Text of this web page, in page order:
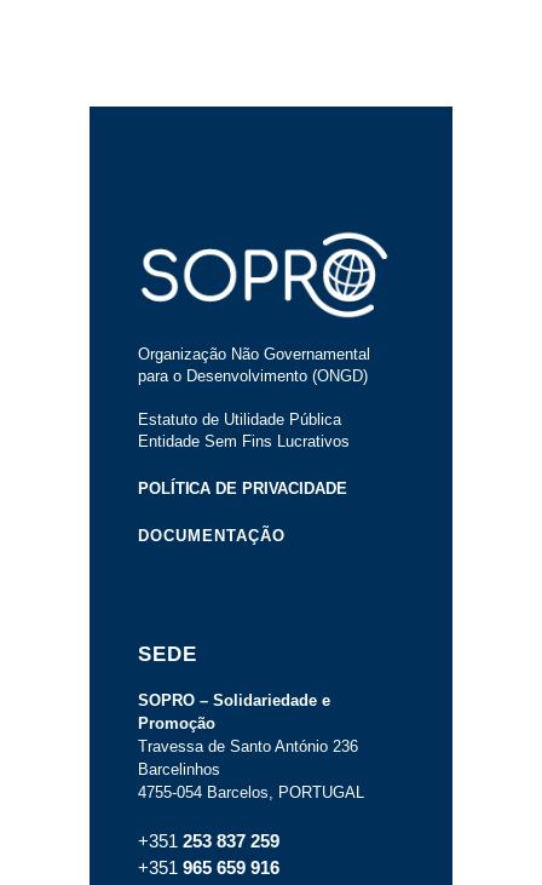
Organização Não Governamental
para o Desenvolvimento (ONGD)
Estatuto de Utilidade Pública
Entidade Sem Fins Lucrativos
POLÍTICA DE PRIVACIDADE
DOCUMENTAÇÃO
SEDE
SOPRO – Solidariedade e
Promoção
Travessa de Santo António 236
Barcelinhos
4755-054 Barcelos, PORTUGAL
+351 253 837 259
+351 965 659 916